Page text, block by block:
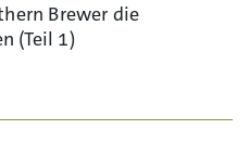
Brewer die
(Teil 1)